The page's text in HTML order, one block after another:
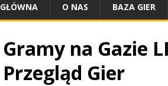
GŁÓWNA O NAS BAZA GIER
Gramy na Gazie
Przegląd Gier